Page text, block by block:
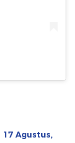
17 Agustus,